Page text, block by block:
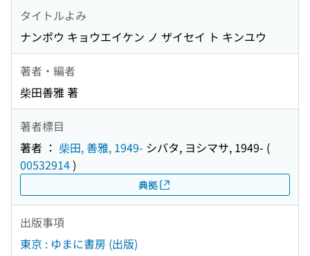
タイトルよみ
ナンポウ キョウエイケン ノ ザイセイ ト キンユウ
著者・編者
柴田善雅 著
著者標目
著者 ： 柴田, 善雅, 1949- シバタ, ヨシマサ, 1949- (
00532914)
典拠
出版事項
東京 : ゆまに書房 (出版)